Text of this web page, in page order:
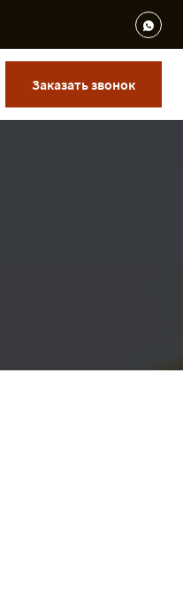
Заказать звонок